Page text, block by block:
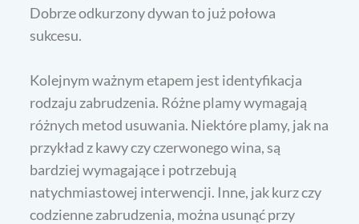
Dobrze odkurzony dywan to już połowa
sukcesu.
Kolejnym ważnym etapem jest identyfikacja
rodzaju zabrudzenia. Różne plamy wymagają
różnych metod usuwania. Niektóre plamy, jak na
przykład z kawy czy czerwonego wina, są
bardziej wymagające i potrzebują
natychmiastowej interwencji. Inne, jak kurz czy
codzienne zabrudzenia, można usunąć przy